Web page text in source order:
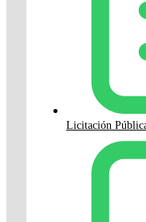
Licitación